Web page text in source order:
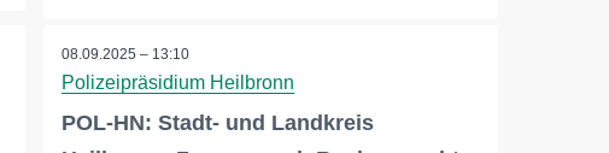
08.09.2025 – 13:10
Polizeipräsidium Heilbronn
POL-HN: Stadt- und Landkreis